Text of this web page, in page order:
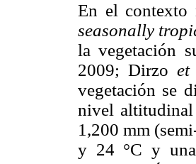
En el contexto
seasonally
la vegetación
2009; Dirzo
vegetación se
nivel altitudinal
1,200 mm
y 24 °C y una